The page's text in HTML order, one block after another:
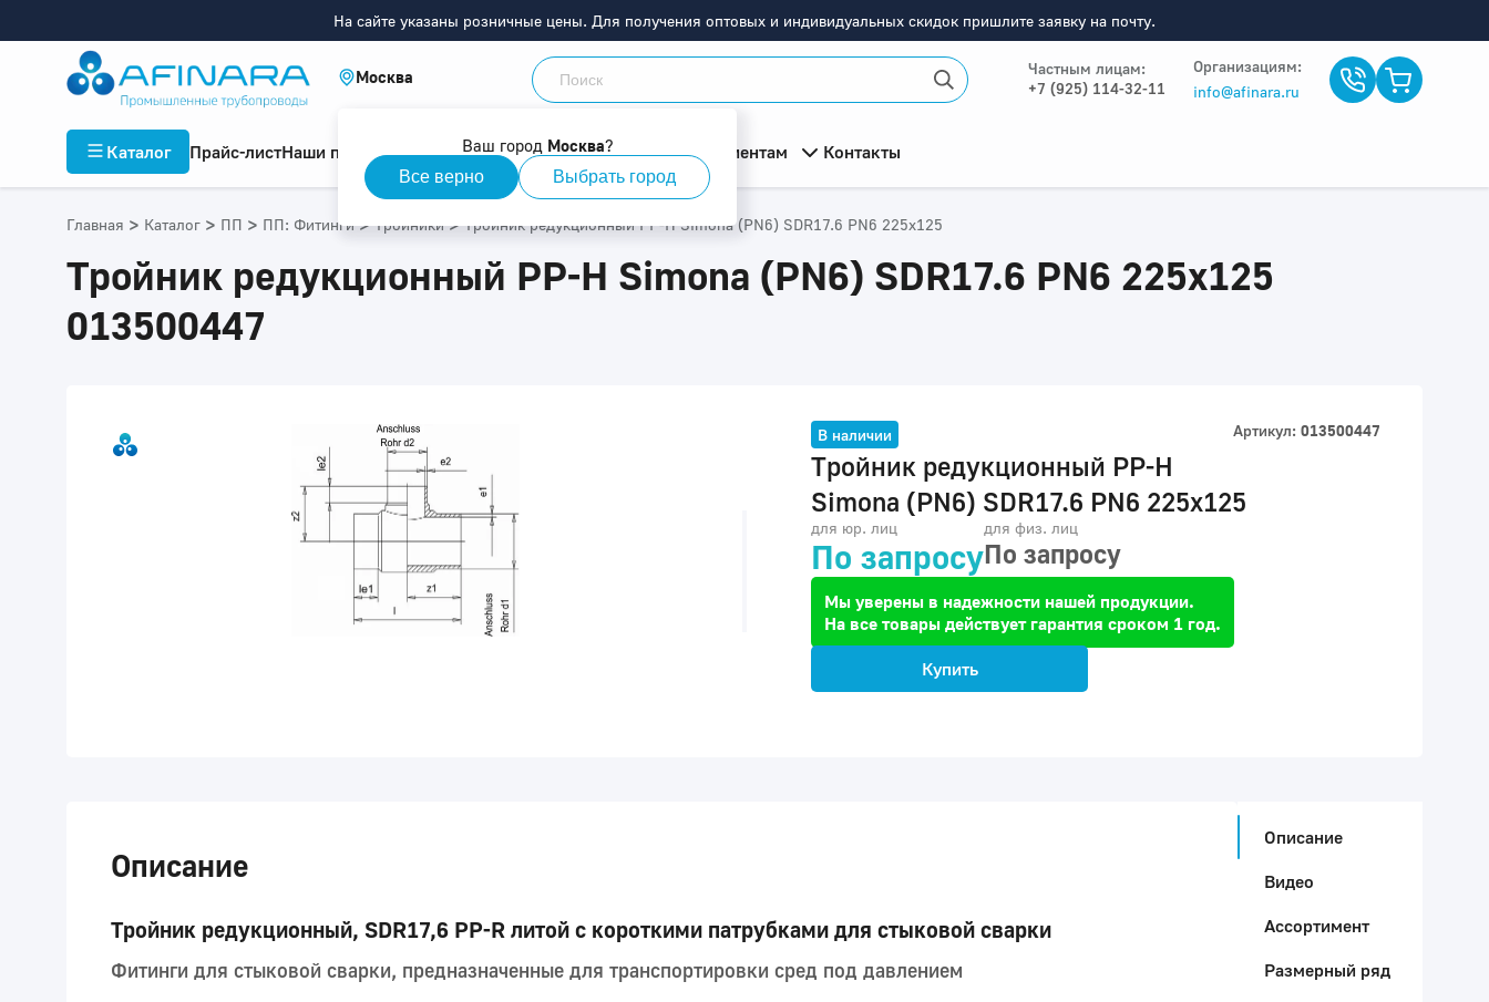
На сайте указаны розничные цены. Для получения оптовых и индивидуальных скидок пришлите заявку на почту.
Москва
Ваш город Москва?
Все верно Выбрать город
Частным лицам:
+7 (925) 114-32-11
Организациям:
info@afinara.ru
Каталог Прайс-листНаши проекты Информация О компании Клиентам Контакты
Главная > Каталог > ПП > ПП: Фитинги > Тройники > Тройник редукционный PP-H Simona (PN6) SDR17.6 PN6 225x125
Тройник редукционный PP-H Simona (PN6) SDR17.6 PN6 225x125
013500447
В наличии Артикул: 013500447
Тройник редукционный PP-H
Simona (PN6) SDR17.6 PN6 225x125
для юр. лиц
По запросу
для физ. лиц
По запросу
Мы уверены в надежности нашей продукции.
На все товары действует гарантия сроком 1 год.
Купить
Описание
Тройник редукционный, SDR17,6 PP-R литой с короткими патрубками для стыковой сварки
Фитинги для стыковой сварки, предназначенные для транспортировки сред под давлением
Описание
Видео
Ассортимент
Размерный ряд